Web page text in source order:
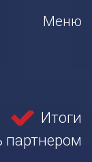
Меню
Итоги
партнером